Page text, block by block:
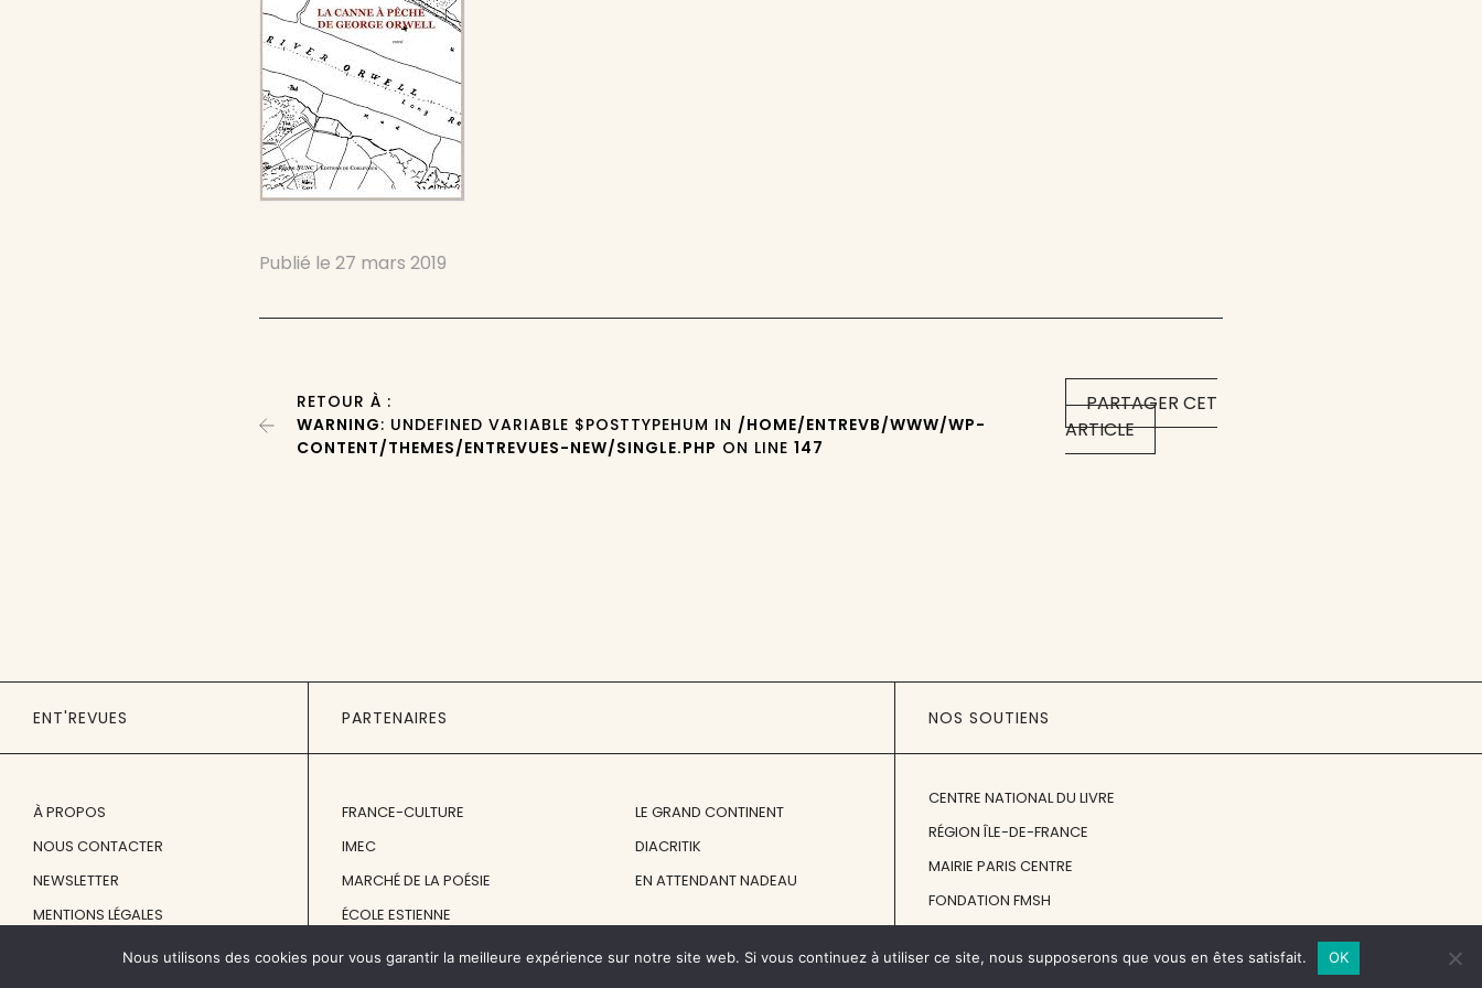
Publié le27 mars 2019
PARTAGER CET
ARTICLE
RETOUR À :
WARNING: UNDEFINED VARIABLE $POSTTYPEHUM IN /HOME/ENTREVB/WWW/WP-
CONTENT/THEMES/ENTREVUES-NEW/SINGLE.PHP ON LINE147
ENT'REVUES
À PROPOS
NOUS CONTACTER
NEWSLETTER
MENTIONS LÉGALES
PARTENAIRES
FRANCE-CULTURE
IMEC
MARCHÉ DE LA POÉSIE
ÉCOLE ESTIENNE
LE GRAND CONTINENT
DIACRITIK
EN ATTENDANT NADEAU
NOS SOUTIENS
CENTRE NATIONAL DU LIVRE
RÉGION ÎLE-DE-FRANCE
MAIRIE PARIS CENTRE
FONDATION FMSH
© 1998 - 2026, ENT'REVUES
Nous utilisons des cookies pour vous garantir la meilleure expérience sur notre site web. Si vous continuez à utiliser ce site, nous supposerons que vous en êtes satisfait. OK